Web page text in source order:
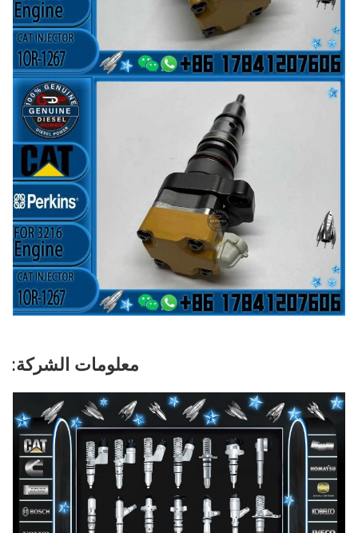
معلومات الشركة: